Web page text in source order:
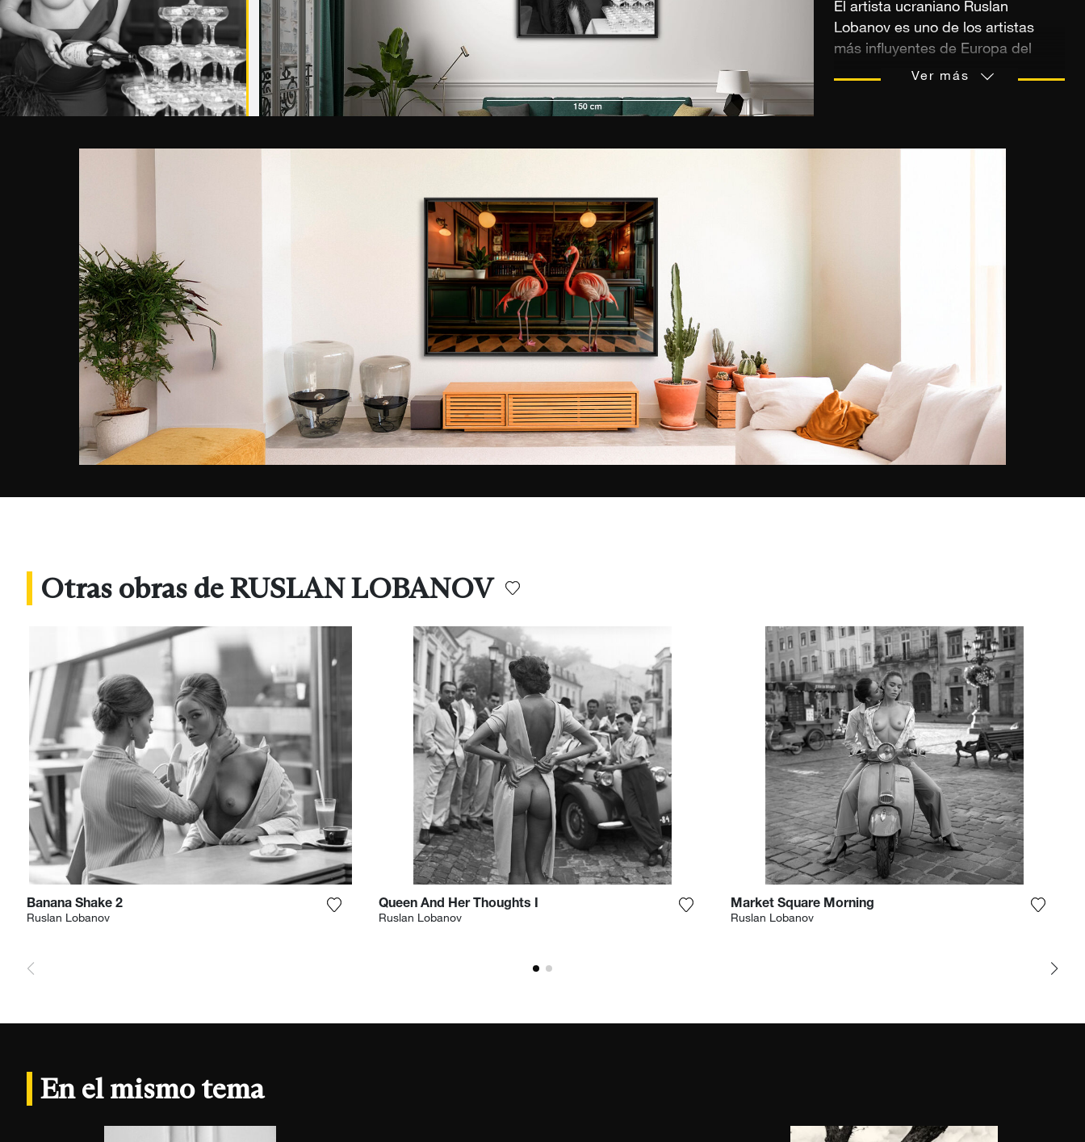
El artista ucraniano Ruslan
Lobanov es uno de los artistas
más influyentes de Europa del
Este. Sus fotografías de desnudos
Ver más
Otras obras de RUSLAN LOBANOV
Banana Shake 2
Ruslan Lobanov Agrega la fotografía a mi lista de deseos
Queen And Her Thoughts I
Ruslan Lobanov Agrega la fotografía a mi lista de deseos
Market Square Morning
Ruslan Lobanov
En el mismo tema